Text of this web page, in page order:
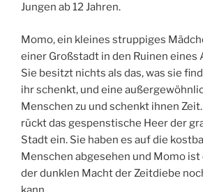
Jungen ab 12 Jahren.
Momo, ein kleines struppiges
einer Großstadt in den Ruinen eines
Sie besitzt nichts als das, was sie
ihr schenkt, und eine
Menschen zu und schenkt ihnen
rückt das gespenstische Heer der
Stadt ein. Sie haben es auf die
Menschen abgesehen und Momo ist
der dunklen Macht der Zeitdiebe